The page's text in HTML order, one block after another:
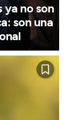
ya no son
son una